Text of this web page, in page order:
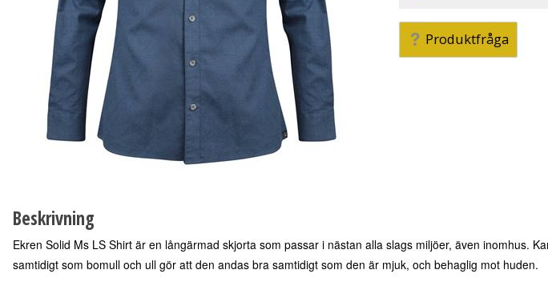
Produktfråga
Beskrivning
Ekren Solid Ms LS Shirt är en långärmad skjorta som passar i nästan alla slags miljöer, även inomhus.
samtidigt som bomull och ull gör att den andas bra samtidigt som den är mjuk, och behaglig mot huden.